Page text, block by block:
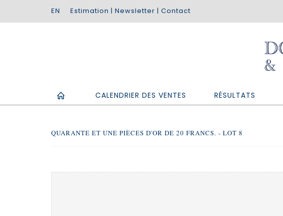
Estimation | Newsletter | Contact
CALENDRIER DES VENTES RÉSULTATS
QUARANTE ET UNE PIÈCES D'OR DE 20 FRANCS. - LOT 8